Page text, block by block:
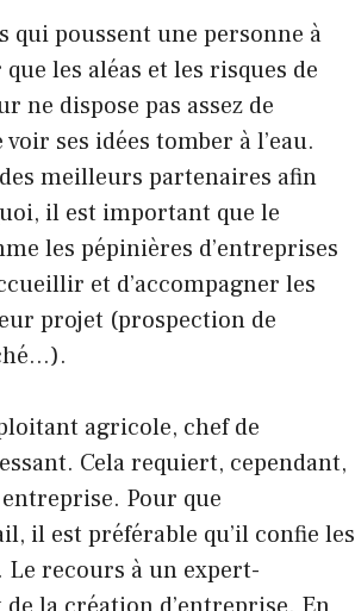
qui poussent une personne à
les aléas et les risques de
ne dispose pas assez de
ses idées tomber à l’eau.
meilleurs partenaires afin
il est important que le
les pépinières d’entreprises
et d’accompagner les
projet (prospection de
agricole, chef de
Cela requiert, cependant,
Pour que
il est préférable qu’il confie les
Le recours à un expert-